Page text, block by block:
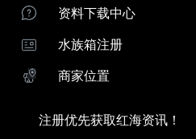
红海水族箱注册
下载ReefBeat应用程序
向导
珊瑚饲养指南
资料下载中心
水族箱注册
商家位置
注册优先获取红海资讯！